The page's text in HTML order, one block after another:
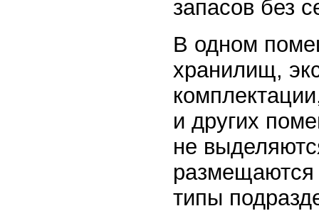
запасов без
В одном
хранилищ,
и других
не
размещаются
типы